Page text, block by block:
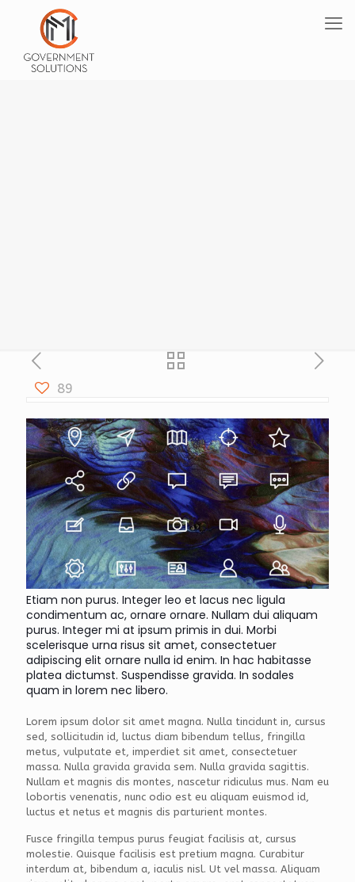
89
Etiam non purus. Integer leo et lacus nec ligula
condimentum ac, ornare ornare. Nullam dui aliquam
purus. Integer mi at ipsum primis in dui. Morbi
scelerisque urna risus sit amet, consectetuer
adipiscing elit ornare nulla id enim. In hac habitasse
platea dictumst. Suspendisse gravida. In sodales
quam in lorem nec libero.
Lorem ipsum dolor sit amet magna. Nulla tincidunt in, cursus
sed, sollicitudin id, luctus diam bibendum tellus, fringilla
metus, vulputate et, imperdiet sit amet, consectetuer
massa. Nulla gravida gravida sem. Nulla gravida sagittis.
Nullam et magnis dis montes, nascetur ridiculus mus. Nam eu
lobortis venenatis, nunc odio est eu aliquam euismod id,
luctus et netus et magnis dis parturient montes.
Fusce fringilla tempus purus feugiat facilisis at, cursus
molestie. Quisque facilisis est pretium magna. Curabitur
interdum at, bibendum a, iaculis nisl. Ut vel massa. Aliquam